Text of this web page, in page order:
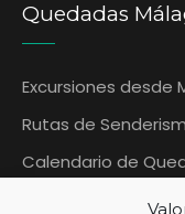
Quedadas
Excursiones desde
Rutas de
Calendario de
Blog Quedadas